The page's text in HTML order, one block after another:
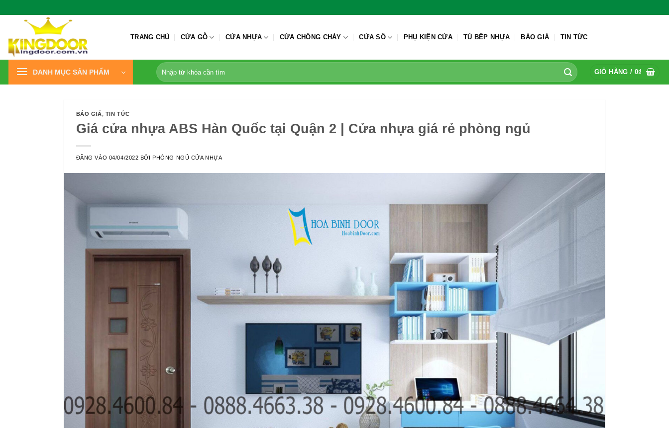
dung
TRANG CHỦ CỬA GỖ CỬA NHỰA CỬA CHỐNG CHÁY CỬA SỔ PHỤ KIỆN CỬA TỦ BẾP NHỰA BÁO GIÁ TIN TỨC
DANH MỤC SẢN PHẨM
Tìm
kiếm:
GIỎ HÀNG / 0₫
BÁO GIÁ, TIN TỨC
Giá cửa nhựa ABS Hàn Quốc tại Quận 2 | Cửa nhựa giá rẻ phòng ngủ
ĐĂNG VÀO 04/04/2022 BỞIPHÒNG NGỦ CỬA NHỰA